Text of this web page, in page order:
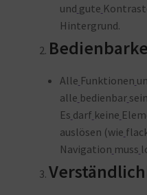
und gute
Hintergrund.
Alle Funktionen
alle bedienbar
Es darf keine
auslösen (wie
Navigation muss